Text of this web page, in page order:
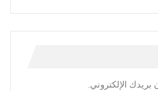
الإلكتروني.